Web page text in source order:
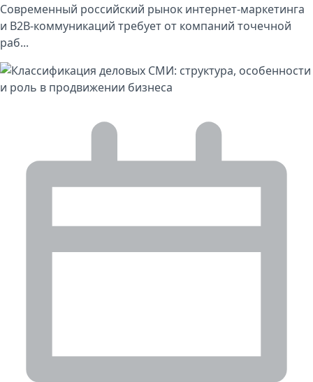
Современный российский рынок интернет-маркетинга
и B2B-коммуникаций требует от компаний точечной
раб...